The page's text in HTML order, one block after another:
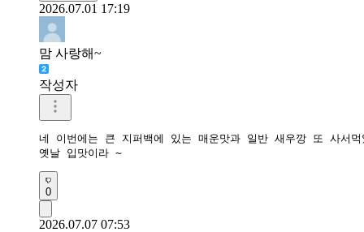
2026.07.01 17:19
맘 사랑해~
작성자
네 이번에는 큰 지퍼백에 있는 매운맛과 일반 새우깡 또 사서
옛날 입맛이라 ~
0
2026.07.07 07:53